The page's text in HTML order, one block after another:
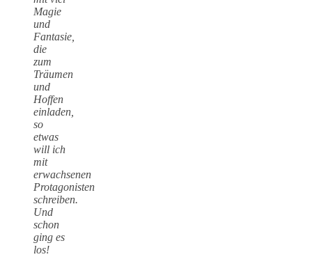
Magie
und
Fantasie,
die
zum
Träumen
und
Hoffen
einladen,
so
etwas
will ich
mit
erwachsenen
Protagonisten
schreiben.
Und
schon
ging es
los!